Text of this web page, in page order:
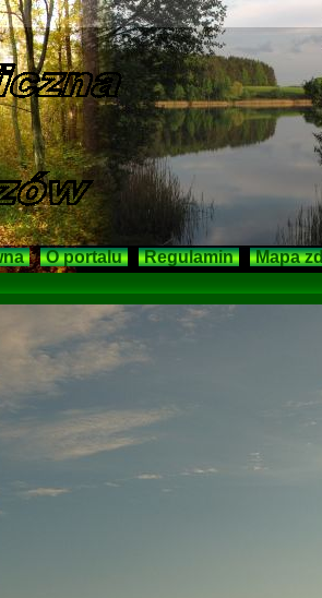
O portalu Regulamin Mapa